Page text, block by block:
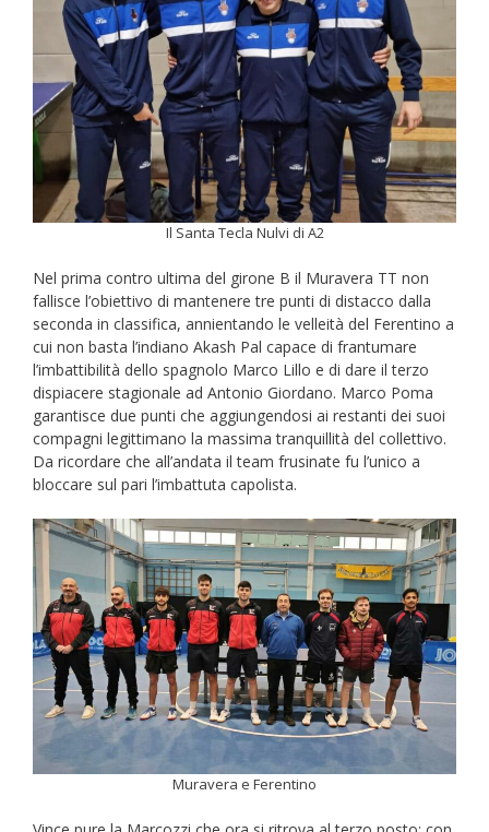
Il Santa Tecla Nulvi di A2
Nel prima contro ultima del girone B il Muravera TT non
fallisce l’obiettivo di mantenere tre punti di distacco dalla
seconda in classifica, annientando le velleità del Ferentino a
cui non basta l’indiano Akash Pal capace di frantumare
l’imbattibilità dello spagnolo Marco Lillo e di dare il terzo
dispiacere stagionale ad Antonio Giordano. Marco Poma
garantisce due punti che aggiungendosi ai restanti dei suoi
compagni legittimano la massima tranquillità del collettivo.
Da ricordare che all’andata il team frusinate fu l’unico a
bloccare sul pari l’imbattuta capolista.
Muravera e Ferentino